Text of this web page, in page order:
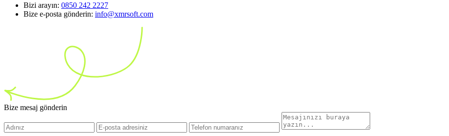
Bizi arayın: 0850 242 2227
Bize e-posta gönderin: info@xmrsoft.com
Bize mesaj gönderin